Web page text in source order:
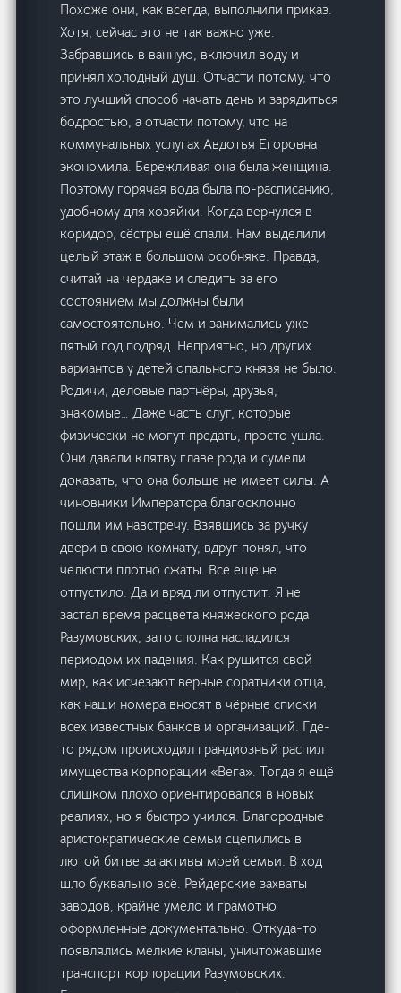
Похоже они, как всегда, выполнили приказ.
Хотя, сейчас это не так важно уже.
Забравшись в ванную, включил воду и
принял холодный душ. Отчасти потому, что
это лучший способ начать день и зарядиться
бодростью, а отчасти потому, что на
коммунальных услугах Авдотья Егоровна
экономила. Бережливая она была женщина.
Поэтому горячая вода была по-расписанию,
удобному для хозяйки. Когда вернулся в
коридор, сёстры ещё спали. Нам выделили
целый этаж в большом особняке. Правда,
считай на чердаке и следить за его
состоянием мы должны были
самостоятельно. Чем и занимались уже
пятый год подряд. Неприятно, но других
вариантов у детей опального князя не было.
Родичи, деловые партнёры, друзья,
знакомые… Даже часть слуг, которые
физически не могут предать, просто ушла.
Они давали клятву главе рода и сумели
доказать, что она больше не имеет силы. А
чиновники Императора благосклонно
пошли им навстречу. Взявшись за ручку
двери в свою комнату, вдруг понял, что
челюсти плотно сжаты. Всё ещё не
отпустило. Да и вряд ли отпустит. Я не
застал время расцвета княжеского рода
Разумовских, зато сполна насладился
периодом их падения. Как рушится свой
мир, как исчезают верные соратники отца,
как наши номера вносят в чёрные списки
всех известных банков и организаций. Где-
то рядом происходил грандиозный распил
имущества корпорации «Вега». Тогда я ещё
слишком плохо ориентировался в новых
реалиях, но я быстро учился. Благородные
аристократические семьи сцепились в
лютой битве за активы моей семьи. В ход
шло буквально всё. Рейдерские захваты
заводов, крайне умело и грамотно
оформленные документально. Откуда-то
появлялись мелкие кланы, уничтожавшие
транспорт корпорации Разумовских.